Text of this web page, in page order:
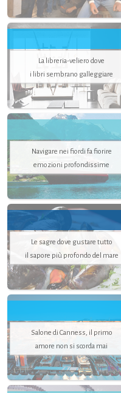
La libreria-veliero dove
i libri sembrano galleggiare
Navigare nei fiordi fa fiorire
emozioni profondissime
Le sagre dove gustare tutto
il sapore più profondo del mare
Salone di Canness, il primo
amore non si scorda mai